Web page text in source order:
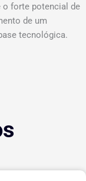
o forte potencial de
de um
tecnológica.